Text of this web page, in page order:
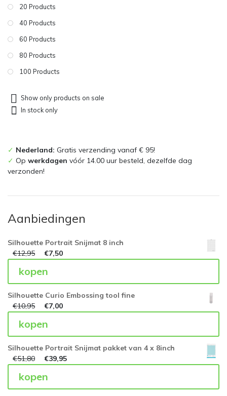
20 Products
40 Products
60 Products
80 Products
100 Products
Show only products on sale
In stock only
✓ Nederland: Gratis verzending vanaf € 95!
✓ Op werkdagen vóór 14.00 uur besteld, dezelfde dag
verzonden!
Aanbiedingen
Silhouette Portrait Snijmat 8 inch
€12,95 €7,50
kopen
Silhouette Curio Embossing tool fine
€10,95 €7,00
kopen
Silhouette Portrait Snijmat pakket van 4 x 8inch
€51,80 €39,95
kopen